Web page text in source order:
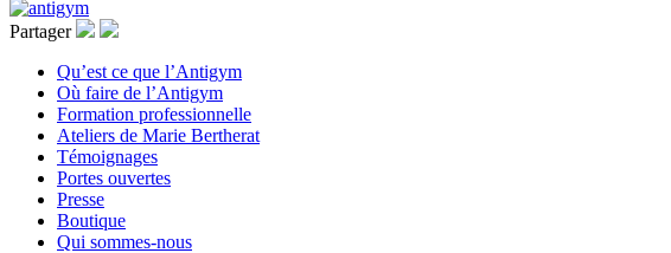
Partager
Qu’est ce que l’Antigym
Où faire de l’Antigym
Formation professionnelle
Ateliers de Marie Bertherat
Témoignages
Portes ouvertes
Presse
Boutique
Qui sommes-nous